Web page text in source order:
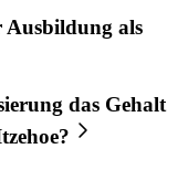
Ausbildung als
das Gehalt